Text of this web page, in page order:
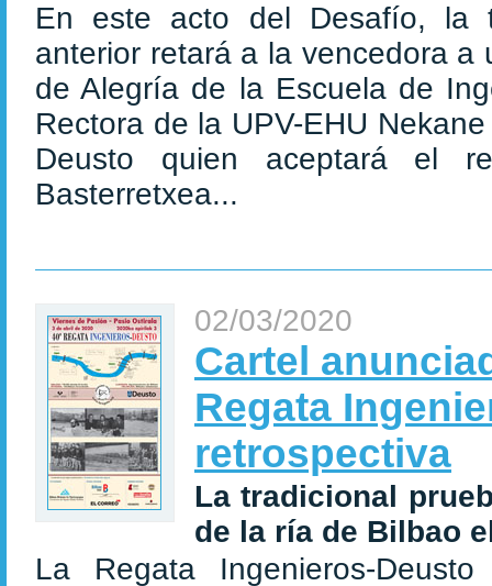
En este acto del Desafío, la
anterior retará a la vencedora
de Alegría de la Escuela de
Rectora de la UPV-EHU
Deusto quien aceptará el
Basterretxea...
02/03/2020
Cartel
Regata
retrospectiva
La tradicional
de la ría de Bilbao
La Regata Ingenieros-